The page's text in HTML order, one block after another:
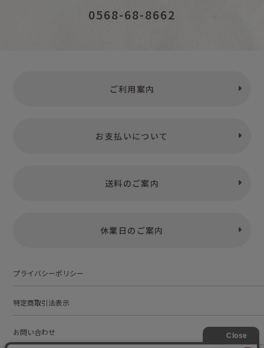
0568-68-8662
ご利用案内
お支払いについて
送料のご案内
休業日のご案内
プライバシーポリシー
特定商取引法表示
お問い合わせ